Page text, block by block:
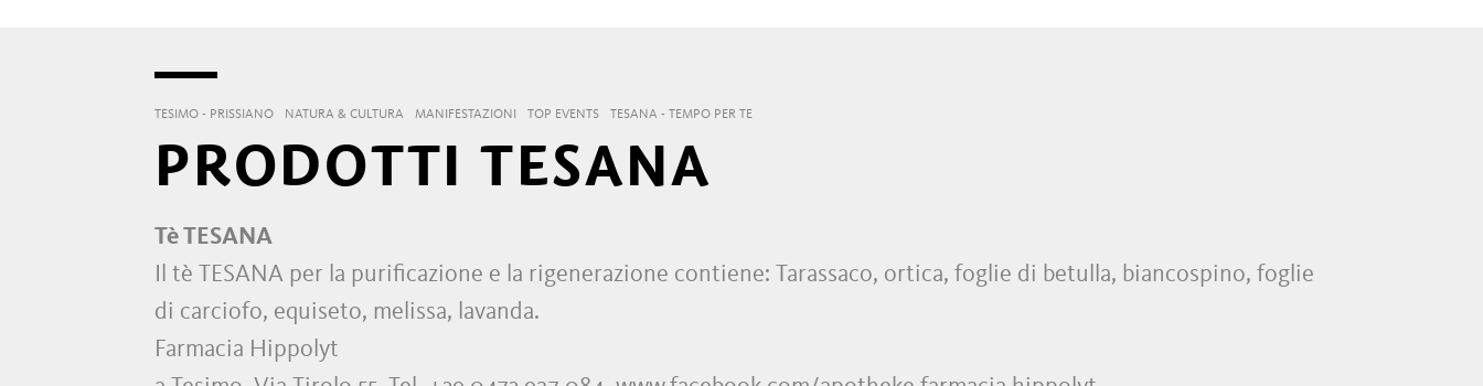
TESIMO - PRISSIANO NATURA & CULTURA MANIFESTAZIONI TOP EVENTS TESANA - TEMPO PER TE
PRODOTTI TESANA
Tè TESANA
Il tè TESANA per la purificazione e la rigenerazione contiene: Tarassaco, ortica, foglie di betulla, biancospino, foglie
di carciofo, equiseto, melissa, lavanda.
Farmacia Hippolyt